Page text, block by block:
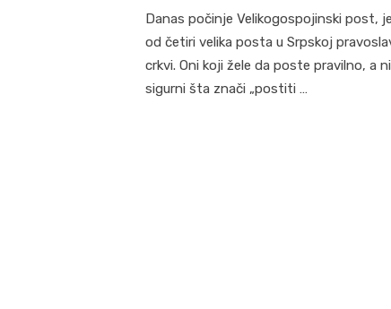
Danas počinje Velikogospojinski post,
od četiri velika posta u Srpskoj
crkvi. Oni koji žele da poste pravilno, a
sigurni šta znači „postiti …